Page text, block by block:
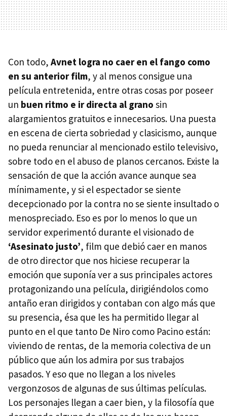
Con todo, Avnet logra no caer en el fango como
en su anterior film, y al menos consigue una
película entretenida, entre otras cosas por poseer
un buen ritmo e ir directa al grano sin
alargamientos gratuitos e innecesarios. Una puesta
en escena de cierta sobriedad y clasicismo, aunque
no pueda renunciar al mencionado estilo televisivo,
sobre todo en el abuso de planos cercanos. Existe la
sensación de que la acción avance aunque sea
mínimamente, y si el espectador se siente
decepcionado por la contra no se siente insultado o
menospreciado. Eso es por lo menos lo que un
servidor experimentó durante el visionado de
‘Asesinato justo’, film que debió caer en manos
de otro director que nos hiciese recuperar la
emoción que suponía ver a sus principales actores
protagonizando una película, dirigiéndolos como
antaño eran dirigidos y contaban con algo más que
su presencia, ésa que les ha permitido llegar al
punto en el que tanto De Niro como Pacino están:
viviendo de rentas, de la memoria colectiva de un
público que aún los admira por sus trabajos
pasados. Y eso que no llegan a los niveles
vergonzosos de algunas de sus últimas películas.
Los personajes llegan a caer bien, y la filosofía que